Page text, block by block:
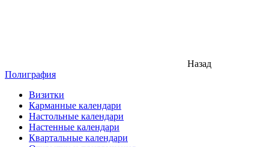
Назад
Полиграфия
Визитки
Карманные календари
Настольные календари
Настенные календари
Квартальные календари